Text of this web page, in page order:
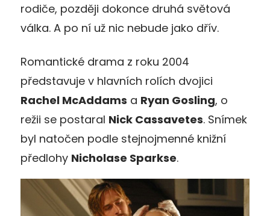
rodiče, později dokonce druhá světová
válka. A po ní už nic nebude jako dřív.
Romantické drama z roku 2004
představuje v hlavních rolích dvojici
Rachel McAddams a Ryan Gosling, o
režii se postaral Nick Cassavetes. Snímek
byl natočen podle stejnojmenné knižní
předlohy Nicholase Sparkse.